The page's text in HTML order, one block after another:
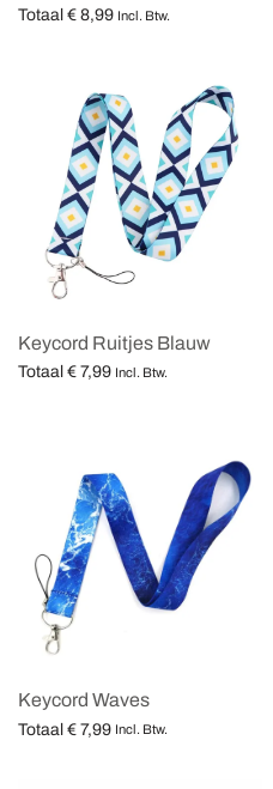
Totaal € 8,99 Incl. Btw.
Keycord Ruitjes Blauw
Totaal € 7,99 Incl. Btw.
Keycord Waves
Totaal € 7,99 Incl. Btw.